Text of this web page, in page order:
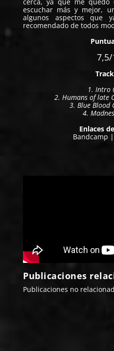
escuchar más y mejor,
algunos aspectos que
recomendado de todos
1. Intro
2. Humans of late
3. Blue Blood
4.
Enlaces
Bandcamp |
Publicaciones
Publicaciones no